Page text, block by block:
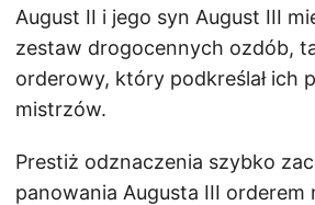
August II i jego syn August III
zestaw drogocennych ozdób,
orderowy, który podkreślał ich
mistrzów.
Prestiż odznaczenia szybko
panowania Augusta III orderem